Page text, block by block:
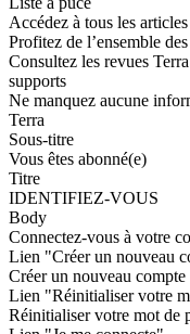
Accédez à tous les
Profitez de l’ensemble
Consultez les revues
supports
Ne manquez aucune
Terra
Sous-titre
Vous êtes abonné(e)
Titre
IDENTIFIEZ-VOUS
Body
Connectez-vous à votre
Lien "Créer un nouveau
Créer un nouveau compte
Lien "Réinitialiser votre
Réinitialiser votre mot de